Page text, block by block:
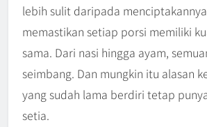
lebih sulit daripada
memastikan setiap porsi memiliki
sama. Dari nasi hingga ayam,
seimbang. Dan mungkin itu alasan
yang sudah lama berdiri tetap
setia.